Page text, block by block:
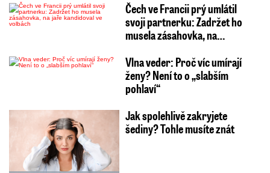
Čech ve Francii prý umlátil
svoji partnerku: Zadržet ho
musela zásahovka, na…
Vlna veder: Proč víc umírají
ženy? Není to o „slabším
pohlaví“
Jak spolehlivě zakryjete
šediny? Tohle musíte znát